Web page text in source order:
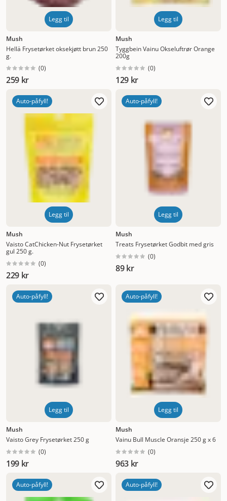
Legg til
Mush
Hellä Frysetørket oksekjøtt brun 250
g.
(0)
259 kr
Legg til
Mush
Tyggbein Vainu Okseluftrør Orange
200g
(0)
129 kr
Auto-påfyll!
Legg til
Mush
Vaisto CatChicken-Nut Frysetørket
gul 250 g.
(0)
229 kr
Auto-påfyll!
Legg til
Mush
Treats Frysetørket Godbit med gris
(0)
89 kr
Auto-påfyll!
Legg til
Mush
Vaisto Grey Frysetørket 250 g
(0)
199 kr
Auto-påfyll!
Legg til
Mush
Vainu Bull Muscle Oransje 250 g x 6
(0)
963 kr
Auto-påfyll! Auto-påfyll!